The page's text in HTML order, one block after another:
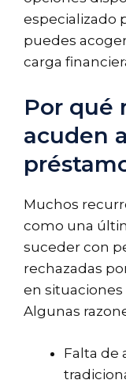
especializado
puedes
carga
Por qué
acuden
Muchos
como una
suceder con
rechazadas
en
Algunas
Falta de